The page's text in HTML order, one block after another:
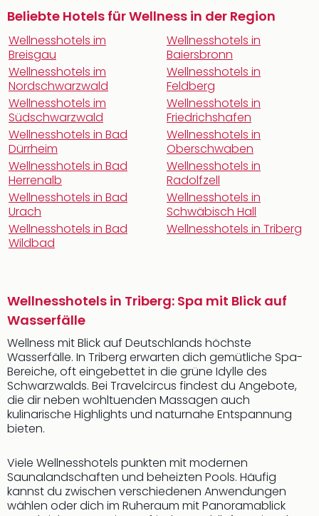
Beliebte Hotels für Wellness in der Region
Wellnesshotels im
Breisgau
Wellnesshotels im
Nordschwarzwald
Wellnesshotels im
Südschwarzwald
Wellnesshotels in Bad
Dürrheim
Wellnesshotels in Bad
Herrenalb
Wellnesshotels in Bad
Urach
Wellnesshotels in Bad
Wildbad
Wellnesshotels in
Baiersbronn
Wellnesshotels in
Feldberg
Wellnesshotels in
Friedrichshafen
Wellnesshotels in
Oberschwaben
Wellnesshotels in
Radolfzell
Wellnesshotels in
Schwäbisch Hall
Wellnesshotels in Triberg
Wellnesshotels in Triberg: Spa mit Blick auf
Wasserfälle
Wellness mit Blick auf Deutschlands höchste
Wasserfälle. In Triberg erwarten dich gemütliche Spa-
Bereiche, oft eingebettet in die grüne Idylle des
Schwarzwalds. Bei Travelcircus findest du Angebote,
die dir neben wohltuenden Massagen auch
kulinarische Highlights und naturnahe Entspannung
bieten.
Viele Wellnesshotels punkten mit modernen
Saunalandschaften und beheizten Pools. Häufig
kannst du zwischen verschiedenen Anwendungen
wählen oder dich im Ruheraum mit Panoramablick